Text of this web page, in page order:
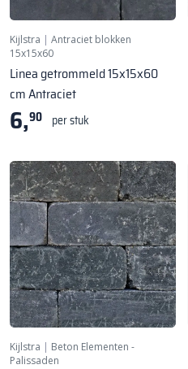
Kijlstra | Antraciet blokken
15x15x60
Linea getrommeld 15x15x60
cm Antraciet
6,90 per stuk
Kijlstra | Beton Elementen -
Palissaden